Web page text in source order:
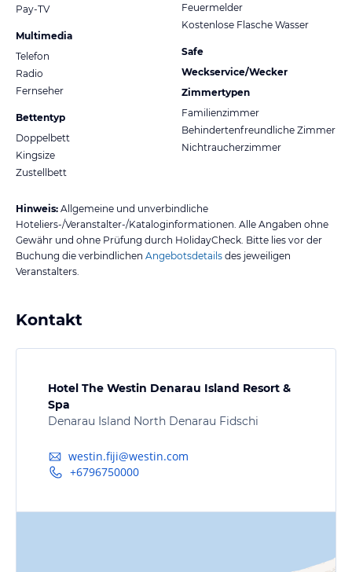
Pay-TV
Multimedia
Telefon
Radio
Fernseher
Bettentyp
Doppelbett
Kingsize
Zustellbett
Feuermelder
Kostenlose Flasche Wasser
Safe
Weckservice/Wecker
Zimmertypen
Familienzimmer
Behindertenfreundliche Zimmer
Nichtraucherzimmer
Hinweis: Allgemeine und unverbindliche
Hoteliers-/Veranstalter-/Kataloginformationen. Alle Angaben ohne
Gewähr und ohne Prüfung durch HolidayCheck. Bitte lies vor der
Buchung die verbindlichen Angebotsdetails des jeweiligen
Veranstalters.
Kontakt
Hotel The Westin Denarau Island Resort &
Spa
Denarau Island North Denarau Fidschi
westin.fiji@westin.com
+6796750000